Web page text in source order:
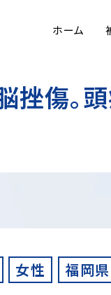
ホーム
挫傷。
女性 福岡県